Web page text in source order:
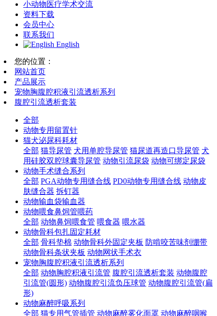
小动物医疗学术交流
资料下载
会员中心
联系我们
English
您的位置：
网站首页
产品展示
宠物胸腹腔积液引流透析系列
腹腔引流透析套装
全部
动物专用留置针
猫犬泌尿科耗材
全部 猫导尿管 犬用单腔导尿管 猫尿道再造口导尿管 犬
用硅胶双腔球囊导尿管 动物引流尿袋 动物可绑定尿袋
动物手术缝合系列
全部 PGA动物专用缝合线 PD0动物专用缝合线 动物皮
肤缝合器 拆钉器
动物输血袋输血器
动物喂食鼻饲管喂药
全部 动物鼻饲喂食管 喂食器 喂水器
动物骨科包扎固定耗材
全部 骨科垫棉 动物骨科外固定夹板 防啃咬苦味剂绷带
动物骨科条状夹板 动物网状手术衣
宠物胸腹腔积液引流透析系列
全部 动物胸腔积液引流管 腹腔引流透析套装 动物腹腔
引流管(圆形) 动物腹腔引流负压球管 动物腹腔引流管(扁
形)
动物麻醉呼吸系列
全部 猫专用气管插管 动物麻醉雾化面罩 动物麻醉咽喉